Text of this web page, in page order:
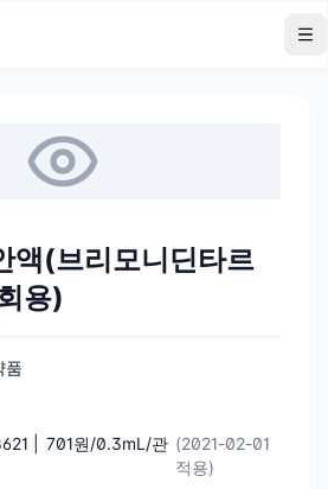
액(브리모니딘타르
용)
품
| 701원/0.3mL/관 (2021-02-01
적용)